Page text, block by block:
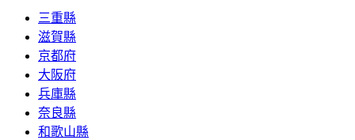
三重縣
滋賀縣
京都府
大阪府
兵庫縣
奈良縣
和歌山縣